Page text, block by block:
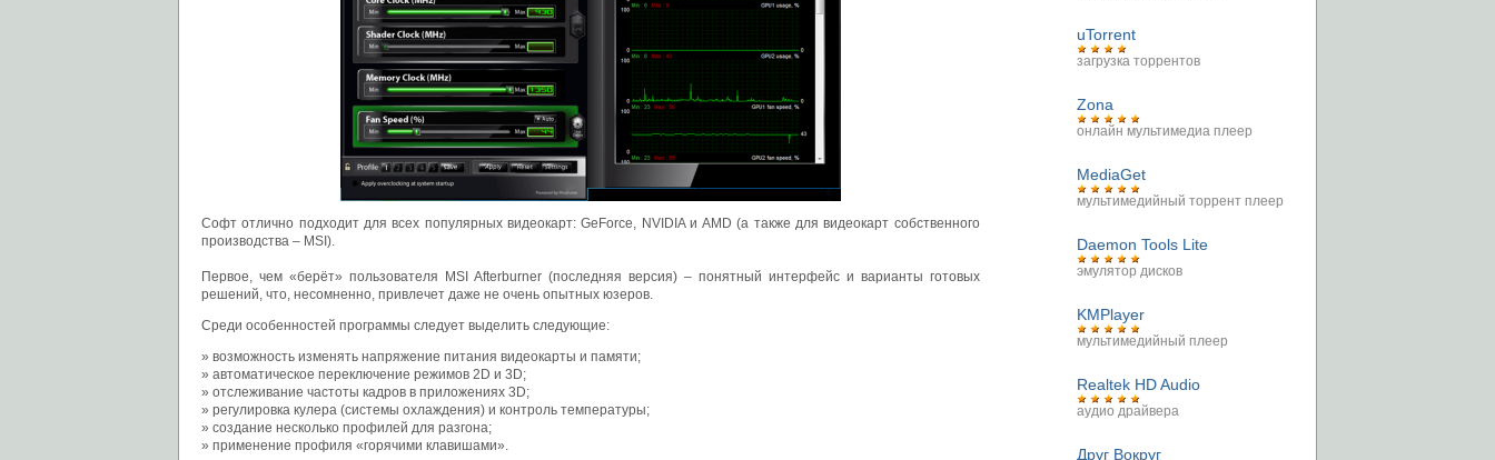
Софт отлично подходит для всех популярных видеокарт: GeForce, NVIDIA и AMD (а также для видеокарт собственного
производства – MSI).
Первое, чем «берёт» пользователя MSI Afterburner (последняя версия) – понятный интерфейс и варианты готовых
решений, что, несомненно, привлечет даже не очень опытных юзеров.
Среди особенностей программы следует выделить следующие:
возможность изменять напряжение питания видеокарты и памяти;
автоматическое переключение режимов 2D и 3D;
отслеживание частоты кадров в приложениях 3D;
регулировка кулера (системы охлаждения) и контроль температуры;
создание несколько профилей для разгона;
применение профиля «горячими клавишами».
uTorrent
загрузка торрентов
Zona
онлайн мультимедиа плеер
MediaGet
мультимедийный торрент плеер
Daemon Tools Lite
эмулятор дисков
KMPlayer
мультимедийный плеер
Realtek HD Audio
аудио драйвера
Друг Вокруг